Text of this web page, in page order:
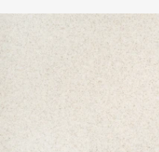
Ваша сфера
Обработчик